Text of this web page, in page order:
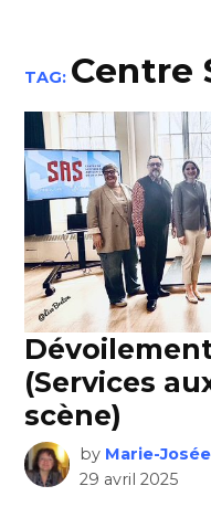
TAG: Centre
Dévoilement
(Services
scène)
by Marie-
29 avril 2025